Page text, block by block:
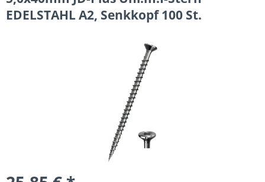
EDELSTAHL A2, Senkkopf 100 St.